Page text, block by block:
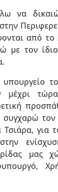
να
από το
με τον
μέχρι
τον
για
μας